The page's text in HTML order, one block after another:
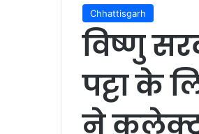
Chhattisgarh
विष्णु
पट्टा के
ने